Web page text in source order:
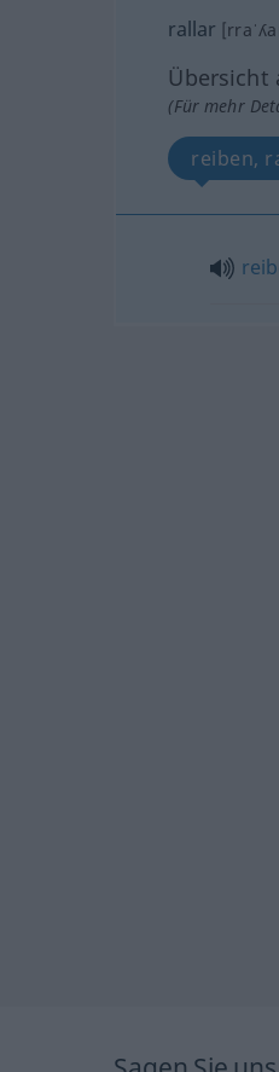
rallar
Übersicht
(Für mehr
reiben,